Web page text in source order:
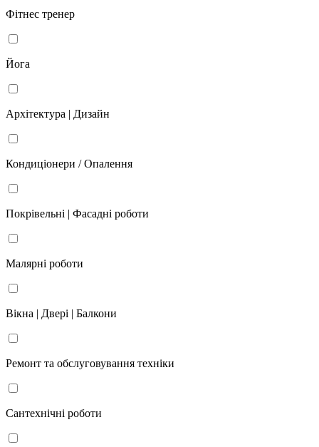
Фітнес тренер
Йога
Архітектура | Дизайн
Кондиціонери / Опалення
Покрівельні | Фасадні роботи
Малярні роботи
Вікна | Двері | Балкони
Ремонт та обслуговування техніки
Сантехнічні роботи